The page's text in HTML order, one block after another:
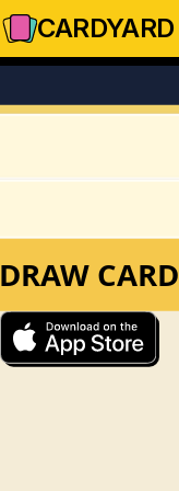
CARDYARD
DRAW CARD